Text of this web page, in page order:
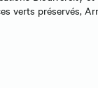
verts préservés,